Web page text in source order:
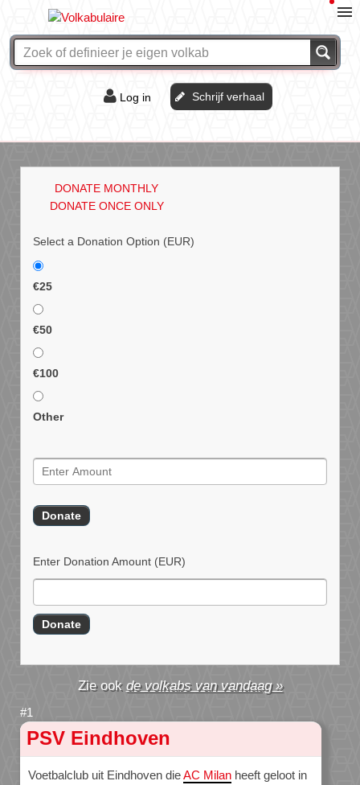
Log in Schrijf verhaal
DONATE MONTHLY
DONATE ONCE ONLY
Select a Donation Option (EUR)
€25
€50
€100
Other
Enter Donation Amount (EUR)
de volkabs van vandaag »
PSV Eindhoven
Voetbalclub uit Eindhoven dieAC Milan heeft geloot in